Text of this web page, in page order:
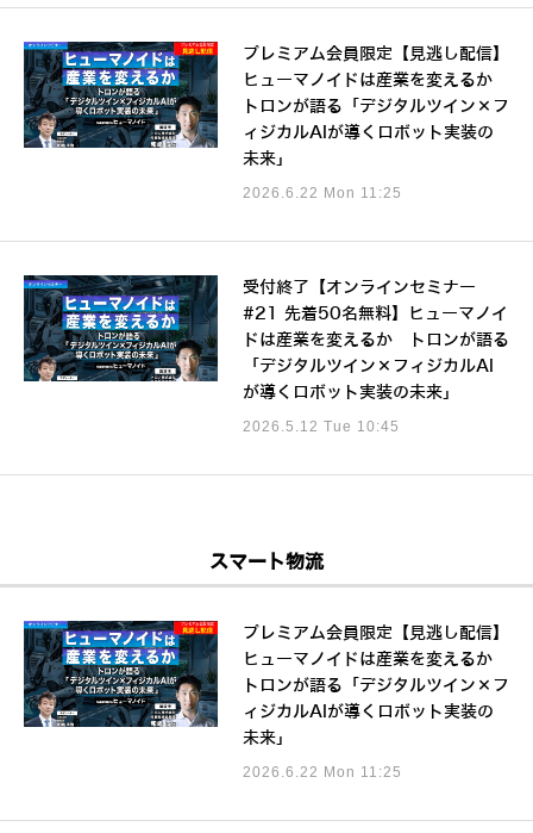
プレミアム会員限定【見逃し配信】
ヒューマノイドは産業を変えるか
トロンが語る「デジタルツイン×フ
ィジカルAIが導くロボット実装の
未来」
2026.6.22 Mon 11:25
受付終了【オンラインセミナー
#21 先着50名無料】ヒューマノイ
ドは産業を変えるか トロンが語る
「デジタルツイン×フィジカルAI
が導くロボット実装の未来」
2026.5.12 Tue 10:45
スマート物流
プレミアム会員限定【見逃し配信】
ヒューマノイドは産業を変えるか
トロンが語る「デジタルツイン×フ
ィジカルAIが導くロボット実装の
未来」
2026.6.22 Mon 11:25